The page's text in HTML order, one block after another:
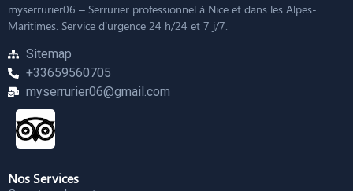
myserrurier06 – Serrurier professionnel à Nice et dans les Alpes-
Maritimes. Service d’urgence 24 h/24 et 7 j/7.
Sitemap
+33659560705
myserrurier06@gmail.com
Nos Services